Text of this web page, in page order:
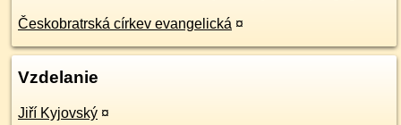
Českobratrská církev evangelická ¤
Vzdelanie
Jiří Kyjovský ¤